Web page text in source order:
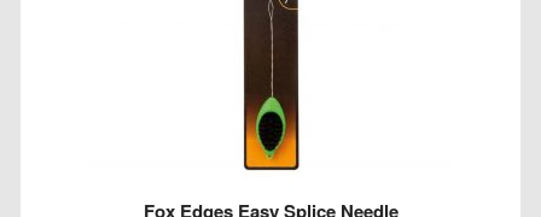
Fox Edges Easy Splice Needle